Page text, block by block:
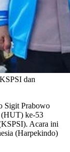
dan
Sigit Prabowo
(HUT) ke-53
Acara ini
(Harpekindo)